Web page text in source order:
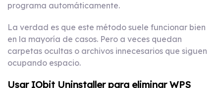
programa automáticamente.
La verdad es que este método suele funcionar bien
en la mayoría de casos. Pero a veces quedan
carpetas ocultas o archivos innecesarios que siguen
ocupando espacio.
Usar IObit Uninstaller para eliminar WPS